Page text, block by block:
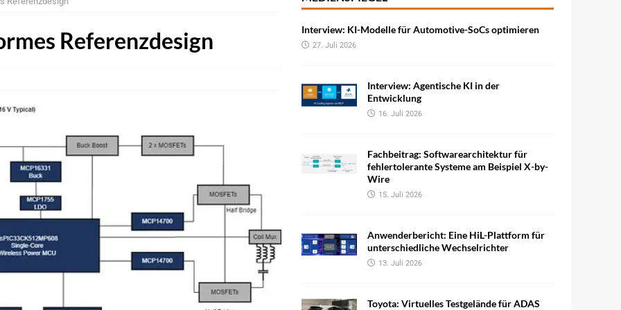
kräftig – Auftragseingänge erreichen Rekordniveau
BRANCHEN-NEWS
VLA-Modell für AVs
Event 2026: Skalierung autonomer Systeme im Fokus
von KI-Chipspezialist Ambarella
Sicherheitsfunktionen auf UWB-Plattform von NXP NEWS
bei Pkw-Neuzulassungen in Deutschland im Juli 2026
Referenzdesign Interview: KI-Modelle für Automotive-SoCs optimieren
27. Juli 2026
Interview: Agentische KI in der
Entwicklung
16. Juli 2026
Fachbeitrag: Softwarearchitektur für
fehlertolerante Systeme am Beispiel X-by-
Wire
15. Juli 2026
Anwenderbericht: Eine HiL-Plattform für
unterschiedliche Wechselrichter
13. Juli 2026
Toyota: Virtuelles Testgelände für ADAS